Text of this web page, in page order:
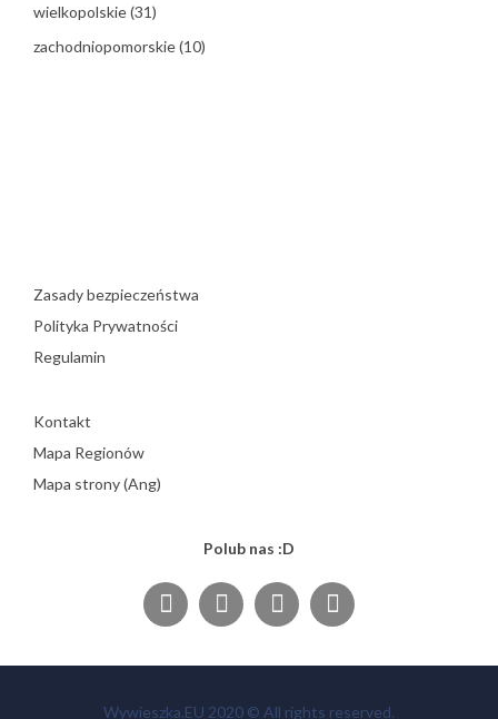
wielkopolskie(31)
zachodniopomorskie(10)
Zasady bezpieczeństwa
Polityka Prywatności
Regulamin
Kontakt
Mapa Regionów
Mapa strony (Ang)
Polub nas :D
Wywieszka.EU 2020 © All rights reserved.